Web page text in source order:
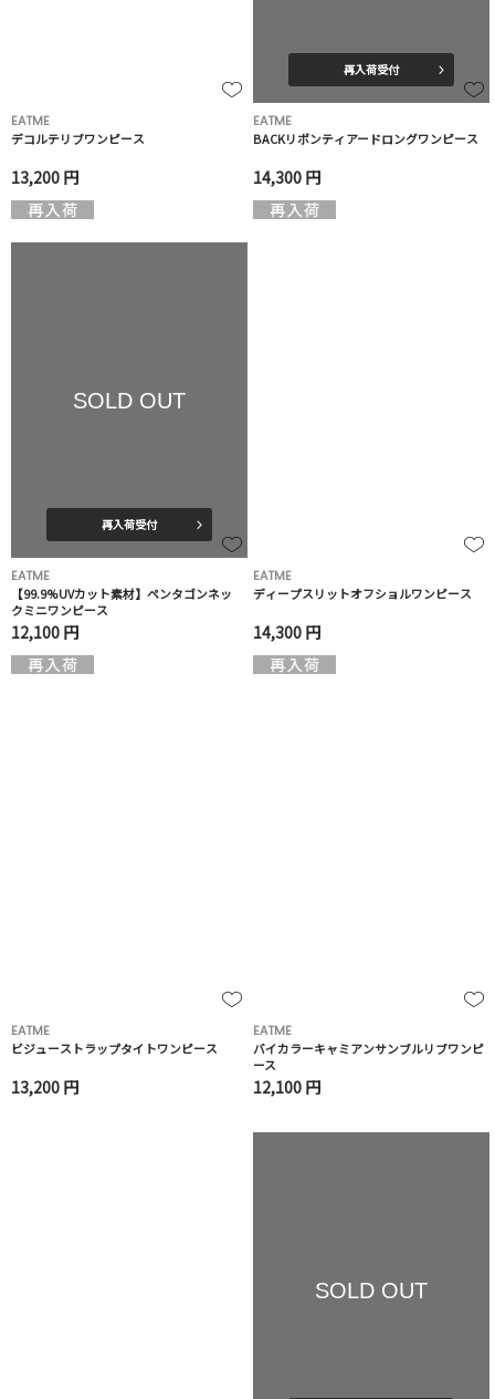
EATME
デコルテリブワンピース
13,200 円
再入荷受付
EATME
BACKリボンティアードロングワンピース
14,300 円
SOLD OUT
再入荷受付
EATME
【99.9%UVカット素材】ペンタゴンネッ
クミニワンピース
12,100 円
EATME
ディープスリットオフショルワンピース
14,300 円
EATME
ビジューストラップタイトワンピース
13,200 円
EATME
バイカラーキャミアンサンブルリブワンピ
ース
12,100 円
SOLD OUT